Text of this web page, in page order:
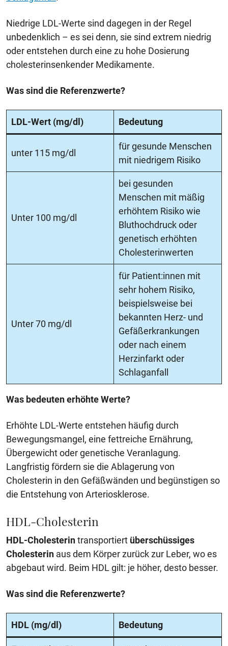
Niedrige LDL-Werte sind dagegen in der Regel
unbedenklich – es sei denn, sie sind extrem niedrig
oder entstehen durch eine zu hohe Dosierung
cholesterinsenkender Medikamente.
Was sind die Referenzwerte?
LDL-Wert (mg/dl) Bedeutung
unter 115 mg/dl
für gesunde Menschen
mit niedrigem Risiko
Unter 100 mg/dl
bei gesunden
Menschen mit mäßig
erhöhtem Risiko wie
Bluthochdruck oder
genetisch erhöhten
Cholesterinwerten
Unter 70 mg/dl
für Patient:innen mit
sehr hohem Risiko,
beispielsweise bei
bekannten Herz- und
Gefäßerkrankungen
oder nach einem
Herzinfarkt oder
Schlaganfall
Was bedeuten erhöhte Werte?
Erhöhte LDL-Werte entstehen häufig durch
Bewegungsmangel, eine fettreiche Ernährung,
Übergewicht oder genetische Veranlagung.
Langfristig fördern sie die Ablagerung von
Cholesterin in den Gefäßwänden und begünstigen so
die Entstehung von Arteriosklerose.
HDL-Cholesterin
HDL-Cholesterintransportiert überschüssiges
Cholesterin aus dem Körper zurück zur Leber, wo es
abgebaut wird. Beim HDL gilt: je höher, desto besser.
Was sind die Referenzwerte?
HDL (mg/dl) Bedeutung